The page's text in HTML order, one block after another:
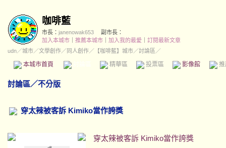
咖啡藍
市長： janenowak653
副市長：
加入本城市
推薦本城市 加入我的最愛
訂閱最新文章
udn／城市／文學創作／同人創作／ 【咖啡藍】城市／討論區／
本城市首頁 精華區 投票區 影像館
討論區／不分版
穿太辣被客訴 Kimiko當作誇獎
穿太辣被客訴 Kimiko當作誇獎